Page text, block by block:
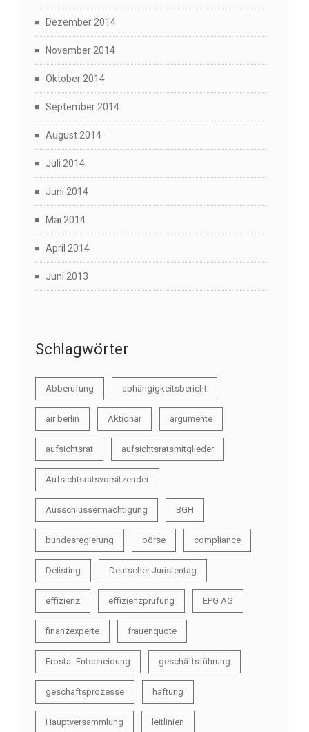
Dezember 2014
November 2014
Oktober 2014
September 2014
August 2014
Juli 2014
Juni 2014
Mai 2014
April 2014
Juni 2013
Schlagwörter
Abberufung abhängigkeitsbericht
air berlin Aktionär argumente
aufsichtsrat aufsichtsratsmitglieder
Aufsichtsratsvorsitzender
Ausschlussermächtigung BGH
bundesregierung börse compliance
Delisting Deutscher Juristentag
effizienz effizienzprüfung EPG AG
finanzexperte frauenquote
Frosta- Entscheidung geschäftsführung
geschäftsprozesse haftung
Hauptversammlung leitlinien